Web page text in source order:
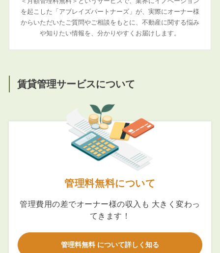
を起こした「アブレイズパートナーズ」が、実際にオーナー様
からいただいたご質問やご相談をもとに、不動産に関する悩み
や知りたい情報を、分かりやすくお届けします。
賃貸管理サービスについて
管理料無料について
管理費用の差でオーナー様の収入も 大きく変わっ
てきます！
管理料無料 について詳しく知る